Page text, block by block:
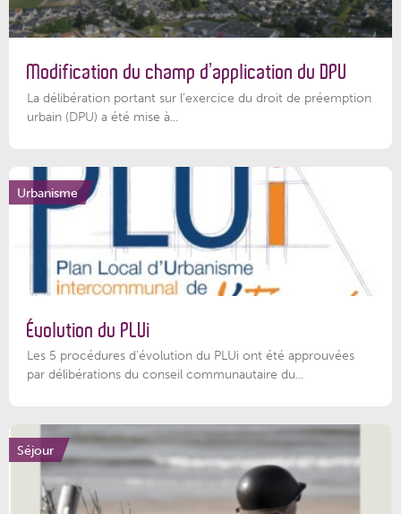
Modification du champ d’application du DPU
La délibération portant sur l’exercice du droit de préemption
urbain (DPU) a été mise à...
Urbanisme
Évolution du PLUi
Les 5 procédures d’évolution du PLUi ont été approuvées
par délibérations du conseil communautaire du...
Séjour